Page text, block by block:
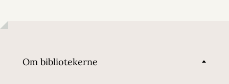
Om bibliotekerne